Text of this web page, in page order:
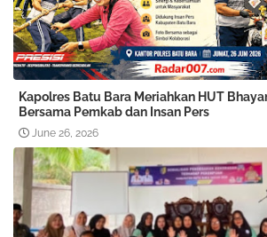
Kapolres Batu Bara Meriahkan HUT
Bersama Pemkab dan Insan Pers
June 26, 2026